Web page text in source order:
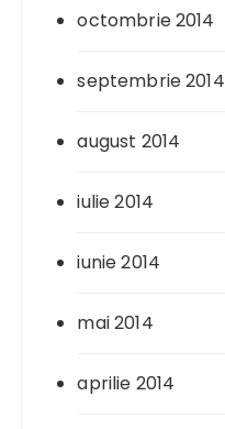
octombrie 2014
septembrie 2014
august 2014
iulie 2014
iunie 2014
mai 2014
aprilie 2014